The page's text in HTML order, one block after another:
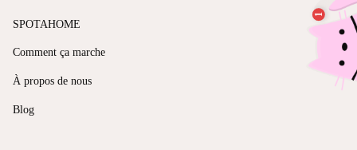
SPOTAHOME
Comment ça marche
À propos de nous
Blog